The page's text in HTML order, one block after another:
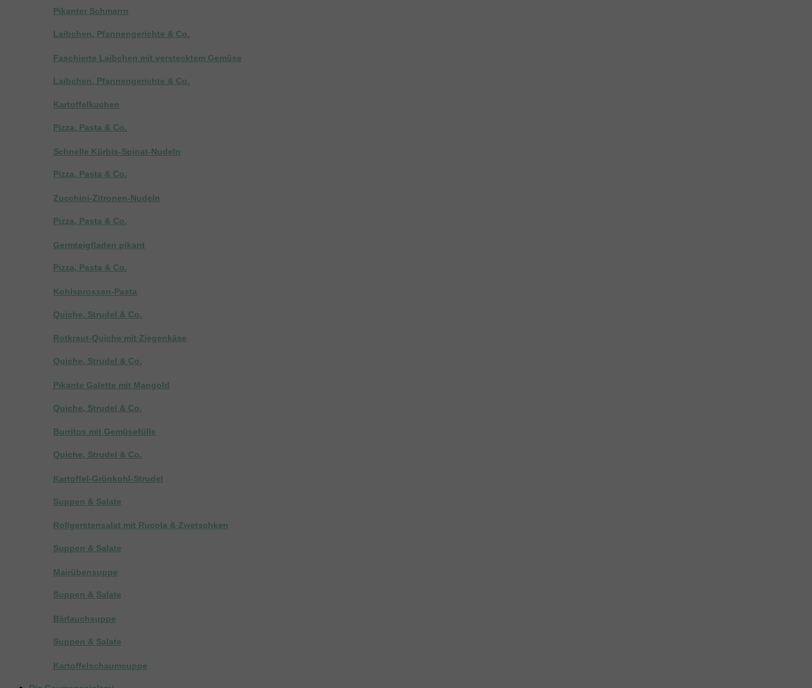
Pikanter Schmarrn
Laibchen, Pfannengerichte & Co.
Faschierte Laibchen mit verstecktem Gemüse
Laibchen, Pfannengerichte & Co.
Kartoffelkuchen
Pizza, Pasta & Co.
Schnelle Kürbis-Spinat-Nudeln
Pizza, Pasta & Co.
Zucchini-Zitronen-Nudeln
Pizza, Pasta & Co.
Germteigfladen pikant
Pizza, Pasta & Co.
Kohlsprossen-Pasta
Quiche, Strudel & Co.
Rotkraut-Quiche mit Ziegenkäse
Quiche, Strudel & Co.
Pikante Galette mit Mangold
Quiche, Strudel & Co.
Burritos mit Gemüsefülle
Quiche, Strudel & Co.
Kartoffel-Grünkohl-Strudel
Suppen & Salate
Rollgerstensalat mit Rucola & Zwetschken
Suppen & Salate
Mairübensuppe
Suppen & Salate
Bärlauchsuppe
Suppen & Salate
Kartoffelschaumsuppe